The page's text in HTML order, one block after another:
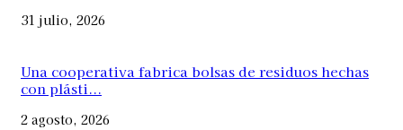
31 julio, 2026
Una cooperativa fabrica bolsas de residuos hechas
con plásti...
2 agosto, 2026